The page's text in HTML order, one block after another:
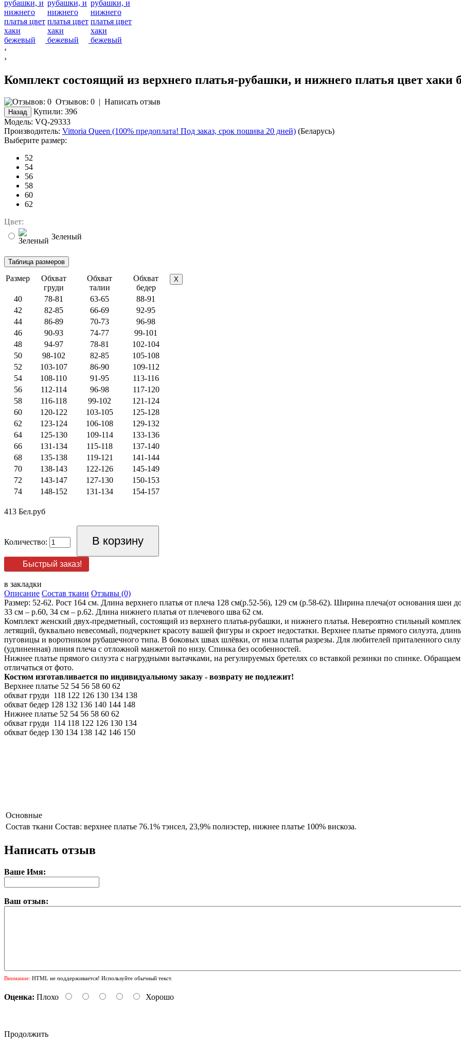
‹
›
Комплект состоящий из верхнего платья-рубашки, и нижнего платья цвет хаки
Отзывов: 0 | Написать отзыв
Купили: 396
Модель: VQ-29333
Производитель: Vittoria Queen (100% предоплата! Под заказ, срок пошива 20 дней) (Беларусь)
Выберите размер:
52
54
56
58
60
62
Цвет:
Зеленый
Размер
Обхват
груди
Обхват
талии
Обхват
бедер
X
40 78-81 63-65
88-91
42
82-85 66-69
92-95
44
86-89 70-73
96-98
46
90-93 74-77
99-101
48
94-97 78-81
102-104
50
98-102 82-85
105-108
52
103-107 86-90
109-112
54
108-110 91-95
113-116
56
112-114 96-98
117-120
58
116-118 99-102
121-124
60
120-122 103-105
125-128
62
123-124 106-108
129-132
64
125-130 109-114
133-136
66
131-134 115-118
137-140
68
135-138 119-121
141-144
70
138-143 122-126
145-149
72
143-147 127-130
150-153
74
148-152 131-134 154-157
413 Бел.руб
Количество:
Быстрый заказ!
в закладки
Описание Состав ткани Отзывы (0)
Размер: 52-62. Рост 164 см. Длина верхнего платья от плеча 128 см(р.52-56), 129 см (р.58-62). Ширина плеча(от основания шеи
33 см – р.60, 34 см – р.62. Длина нижнего платья от плечевого шва 62 см.
Комплект женский двух-предметный, состоящий из верхнего платья-рубашки, и нижнего платья. Невероятно стильный
летящий, буквально невесомый, подчеркнет красоту вашей фигуры и скроет недостатки. Верхнее платье прямого силуэта,
пуговицы и воротником рубашечного типа. В боковых швах шлёвки, от низа платья разрезы. Для любителей приталенного
(удлиненная) линия плеча с отложной манжетой по низу. Спинка без особенностей.
Нижнее платье прямого силуэта с нагрудными вытачками, на регулируемых бретелях со вставкой резинки по спинке.
отличаться от фото.
Костюм изготавливается по индивидуальному заказy - возврату не подлежит!
Верхнее платье 52 54 56 58 60 62
обхват груди 118 122 126 130 134 138
обхват бедер 128 132 136 140 144 148
Нижнее платье 52 54 56 58 60 62
обхват груди 114 118 122 126 130 134
обхват бедер 130 134 138 142 146 150
Основные
Состав ткани Состав: верхнее платье 76.1% тэнсел, 23,9% полиэстер, нижнее платье 100% вискоза.
Написать отзыв
Ваше Имя:
Ваш отзыв:
Внимание: HTML не поддерживается! Используйте обычный текст.
Оценка: Плохо Хорошо
Продолжить